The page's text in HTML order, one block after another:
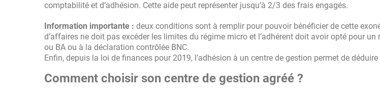
comptabilité et d’adhésion. Cette aide peut représenter jusqu’à 2/3 des frais engagés.
Information importante : deux conditions sont à remplir pour pouvoir bénéficier de cette
d’affaires ne doit pas excéder les limites du régime micro et l’adhérent doit avoir opté pour un
ou BA ou à la déclaration contrôlée BNC.
Enfin, depuis la loi de finances pour 2019, l’adhésion à un centre de gestion permet de
Comment choisir son centre de gestion agréé ?